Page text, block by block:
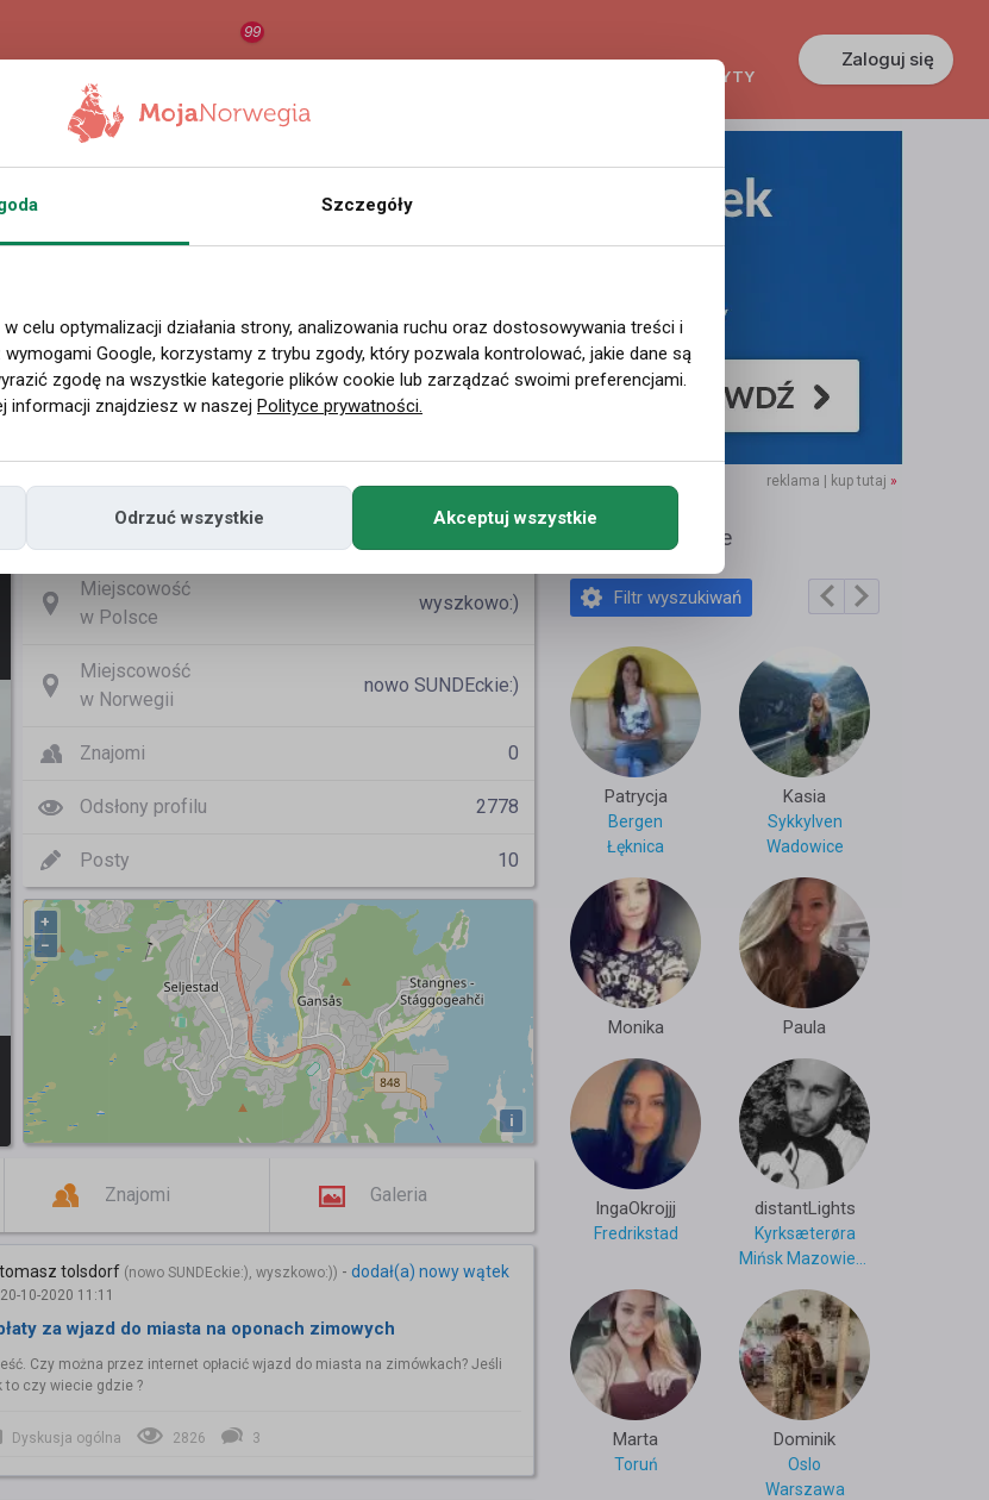
99
KREDYTY
Zaloguj się
reklama | kup tutaj »
Nazwa użytkownika tolo7
Miejscowość
w Polsce
wyszkowo:)
Miejscowość
w Norwegii
nowo SUNDEckie:)
Znajomi 0
Odsłony profilu 2778
Posty 10
+
−
i
Znajomi Galeria
tomasz tolsdorf (nowo SUNDEckie:), wyszkowo:)) - dodał(a) nowy wątek
20-10-2020 11:11
za wjazd do miasta na oponach zimowych
Czy można przez internet opłacić wjazd do miasta na zimówkach? Jeśli
to czy wiecie gdzie ?
Dyskusja ogólna 2826 3
Polecane profile
Filtr wyszukiwań
Patrycja
Bergen
Łęknica
Kasia
Sykkylven
Wadowice
Monika Paula
IngaOkrojjj
Fredrikstad
distantLights
Kyrksæterøra
Mińsk Mazowiecki
Marta
Toruń
Dominik
Oslo
Warszawa
Szczegóły
celu optymalizacji działania strony, analizowania ruchu oraz dostosowywania treści i
Google, korzystamy z trybu zgody, który pozwala kontrolować, jakie dane są
zgodę na wszystkie kategorie plików cookie lub zarządzać swoimi preferencjami.
informacji znajdziesz w naszej Polityce prywatności.
Odrzuć wszystkie Akceptuj wszystkie